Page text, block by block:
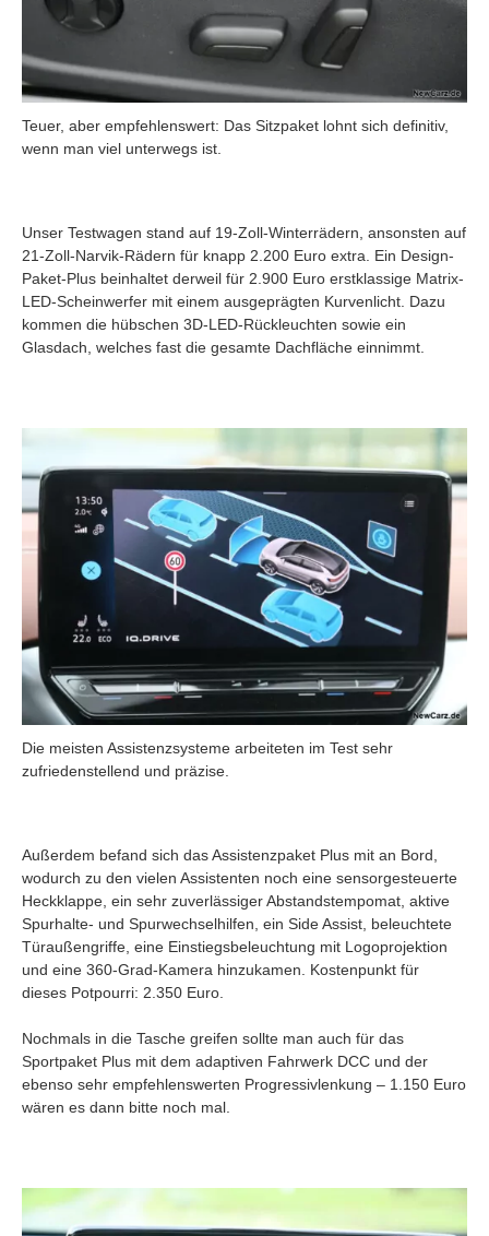
Teuer, aber empfehlenswert: Das Sitzpaket lohnt sich definitiv,
wenn man viel unterwegs ist.
Unser Testwagen stand auf 19-Zoll-Winterrädern, ansonsten auf
21-Zoll-Narvik-Rädern für knapp 2.200 Euro extra. Ein Design-
Paket-Plus beinhaltet derweil für 2.900 Euro erstklassige Matrix-
LED-Scheinwerfer mit einem ausgeprägten Kurvenlicht. Dazu
kommen die hübschen 3D-LED-Rückleuchten sowie ein
Glasdach, welches fast die gesamte Dachfläche einnimmt.
Die meisten Assistenzsysteme arbeiteten im Test sehr
zufriedenstellend und präzise.
Außerdem befand sich das Assistenzpaket Plus mit an Bord,
wodurch zu den vielen Assistenten noch eine sensorgesteuerte
Heckklappe, ein sehr zuverlässiger Abstandstempomat, aktive
Spurhalte- und Spurwechselhilfen, ein Side Assist, beleuchtete
Türaußengriffe, eine Einstiegsbeleuchtung mit Logoprojektion
und eine 360-Grad-Kamera hinzukamen. Kostenpunkt für
dieses Potpourri: 2.350 Euro.
Nochmals in die Tasche greifen sollte man auch für das
Sportpaket Plus mit dem adaptiven Fahrwerk DCC und der
ebenso sehr empfehlenswerten Progressivlenkung – 1.150 Euro
wären es dann bitte noch mal.